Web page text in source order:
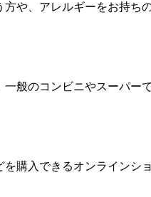
や、アレルギーをお持ち
般のコンビニやスーパー
購入できるオンラインショ